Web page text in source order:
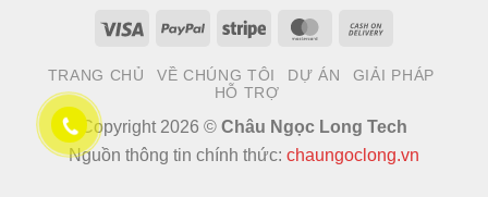
Visa PayPal Stripe MasterCard
Delivery
TRANG CHỦ VỀ CHÚNG TÔI DỰ ÁN
GIẢI PHÁP
HỖ TRỢ
Copyright 2026 © Châu Ngọc Long Tech
Nguồn thông tin chính thức: chaungoclong.vn